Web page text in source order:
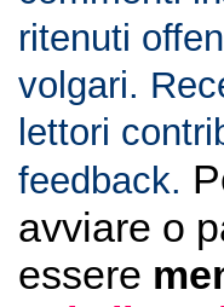
ritenuti
volgari.
lettori
feedback.
avviare o
essere